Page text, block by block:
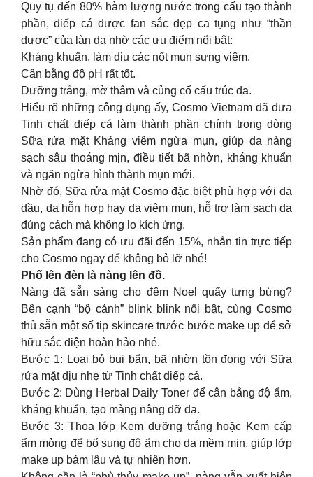
Quy tụ đến 80% hàm lượng nước trong cấu tạo thành
phần, diếp cá được fan sắc đẹp ca tụng như “thần
dược” của làn da nhờ các ưu điểm nổi bật:
Kháng khuẩn, làm dịu các nốt mụn sưng viêm.
Cân bằng độ pH rất tốt.
Dưỡng trắng, mờ thâm và củng cố cấu trúc da.
Hiểu rõ những công dụng ấy, Cosmo Vietnam đã đưa
Tinh chất diếp cá làm thành phần chính trong dòng
Sữa rửa mặt Kháng viêm ngừa mụn, giúp da nàng
sạch sâu thoáng mịn, điều tiết bã nhờn, kháng khuẩn
và ngăn ngừa hình thành mụn mới.
Nhờ đó, Sữa rửa mặt Cosmo đặc biệt phù hợp với da
dầu, da hỗn hợp hay da viêm mụn, hỗ trợ làm sạch da
đúng cách mà không lo kích ứng.
Sản phẩm đang có ưu đãi đến 15%, nhắn tin trực tiếp
cho Cosmo ngay để không bỏ lỡ nhé!
Phố lên đèn là nàng lên đồ.
Nàng đã sẵn sàng cho đêm Noel quẩy tưng bừng?
Bên cạnh “bộ cánh” blink blink nổi bật, cùng Cosmo
thủ sẵn một số tip skincare trước bước make up để sở
hữu sắc diện hoàn hảo nhé.
Bước 1: Loại bỏ bụi bẩn, bã nhờn tồn đọng với Sữa
rửa mặt dịu nhẹ từ Tinh chất diếp cá.
Bước 2: Dùng Herbal Daily Toner để cân bằng độ ẩm,
kháng khuẩn, tạo màng nâng đỡ da.
Bước 3: Thoa lớp Kem dưỡng trắng hoặc Kem cấp
ẩm mỏng để bổ sung độ ẩm cho da mềm mịn, giúp lớp
make up bám lâu và tự nhiên hơn.